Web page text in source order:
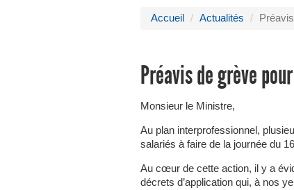
Accueil Actualités
Préavis de grève
Monsieur le Ministre,
Au plan interprofessionnel,
salariés à faire de la journée du
Au cœur de cette action, il y a
décrets d’application qui, à nos